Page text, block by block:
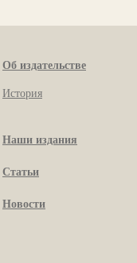
Об издательстве
История
Наши издания
Статьи
Новости